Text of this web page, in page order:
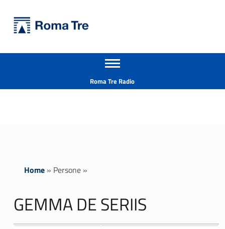
GEMMA DE SERIIS - Università Roma Tre
Apri il menu secondario
Roma Tre Radio
Home» Persone»
GEMMA DE SERIIS